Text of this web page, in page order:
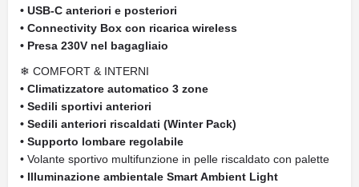
• USB-C anteriori e posteriori
• Connectivity Box con ricarica wireless
• Presa 230V nel bagagliaio
❄ COMFORT & INTERNI
• Climatizzatore automatico 3 zone
• Sedili sportivi anteriori
• Sedili anteriori riscaldati (Winter Pack)
• Supporto lombare regolabile
• Volante sportivo multifunzione in pelle riscaldato con palette
• Illuminazione ambientale Smart Ambient Light